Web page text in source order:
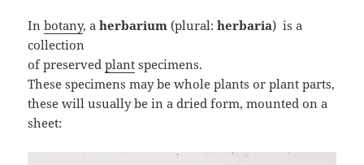
Inbotany, aherbarium (plural:herbaria) is a
collection
of preservedplant specimens.
These specimens may be whole plants or plant parts,
these will usually be in a dried form, mounted on a
sheet: